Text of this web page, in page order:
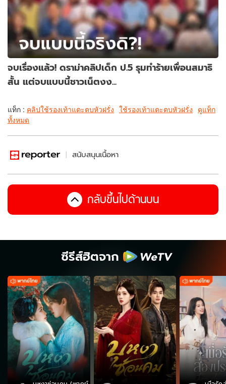
จบเรื่องแล้ว! ดราม่าคลิปเด็ก ป.5 รุมทำร้ายเพื่อนสมาธิ
สั้น แต่จบแบบนี้ชาวเน็ตงง...
แท็ก : คลิปใช้รองเท้าแตะตบหัวฝรั่ง ใช้รองเท้าแตะตบหัวฝรั่ง ดูแท็ก
ทั้งหมด
สนับสนุนเนื้อหา
กลับขึ้นไปด้านบน
ซีรีส์ฮิตจาก